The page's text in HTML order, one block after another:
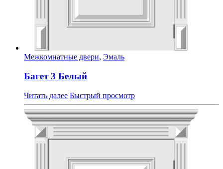
Межкомнатные двери, Эмаль
Багет 3 Белый
Читать далее Быстрый просмотр